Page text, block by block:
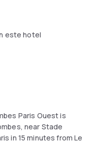
este hotel
Paris Ouest is
near Stade
in 15 minutes from Le